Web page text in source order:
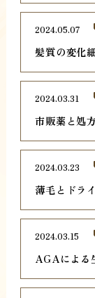
髪質の変化
2024.05.07
市販薬と処
2024.03.31
薄毛とドラ
2024.03.23
AGAによる
2024.03.15